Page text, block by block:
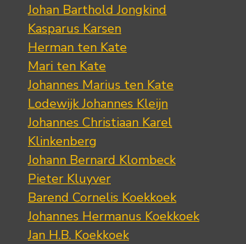
Johan Barthold Jongkind
Kasparus Karsen
Herman ten Kate
Mari ten Kate
Johannes Marius ten Kate
Lodewijk Johannes Kleijn
Johannes Christiaan Karel
Klinkenberg
Johann Bernard Klombeck
Pieter Kluyver
Barend Cornelis Koekkoek
Johannes Hermanus Koekkoek
Jan H.B. Koekkoek